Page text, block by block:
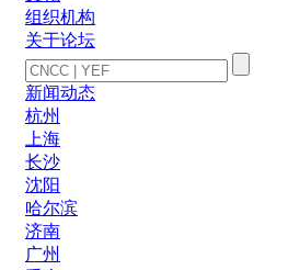
组织机构
关于论坛
新闻动态
杭州
上海
长沙
沈阳
哈尔滨
济南
广州